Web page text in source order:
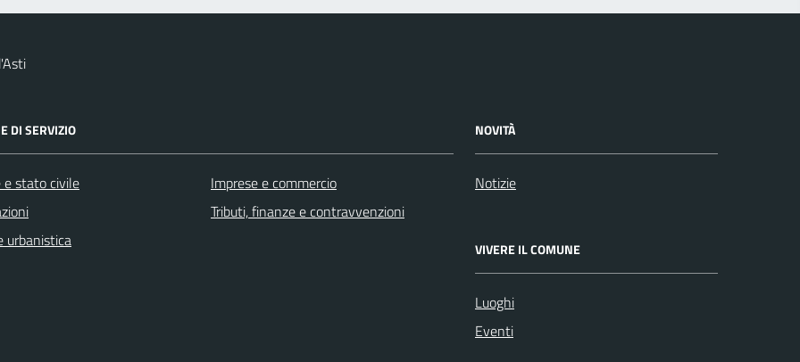
DI SERVIZIO
e stato civile
urbanistica
Imprese e commercio
Tributi, finanze e contravvenzioni
NOVITÀ
Notizie
VIVERE IL COMUNE
Luoghi
Eventi